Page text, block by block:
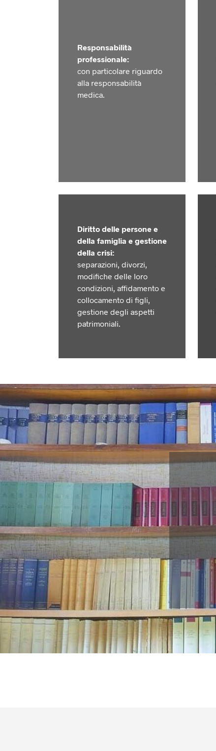
Responsabilità
professionale:
con particolare riguardo
alla responsabilità
medica.
Diritto delle persone e
della famiglia e gestione
della crisi:
separazioni, divorzi,
modifiche delle loro
condizioni, affidamento e
collocamento di figli,
gestione degli aspetti
patrimoniali.